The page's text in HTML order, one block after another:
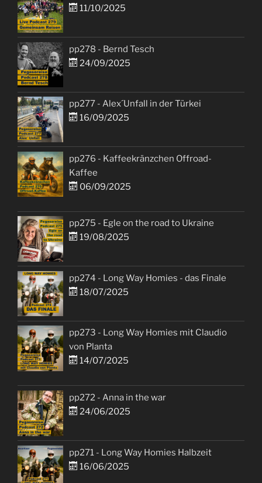
11/10/2025
pp278 - Bernd Tesch
24/09/2025
pp277 - Alex´Unfall in der Türkei
16/09/2025
pp276 - Kaffeekränzchen Offroad-
Kaffee
06/09/2025
pp275 - Egle on the road to Ukraine
19/08/2025
pp274 - Long Way Homies - das Finale
18/07/2025
pp273 - Long Way Homies mit Claudio
von Planta
14/07/2025
pp272 - Anna in the war
24/06/2025
pp271 - Long Way Homies Halbzeit
16/06/2025